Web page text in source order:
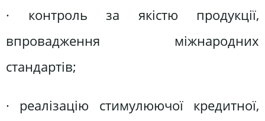
· контроль за якістю продукції,
впровадження міжнародних
стандартів;
· реалізацію cтимулюючої кредитної,